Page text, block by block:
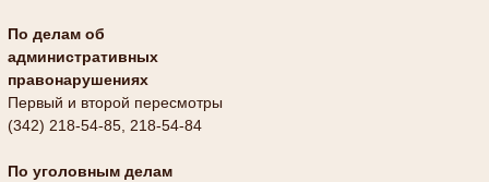
По делам об
административных
правонарушениях
Первый и второй пересмотры
(342) 218-54-85, 218-54-84
По уголовным делам